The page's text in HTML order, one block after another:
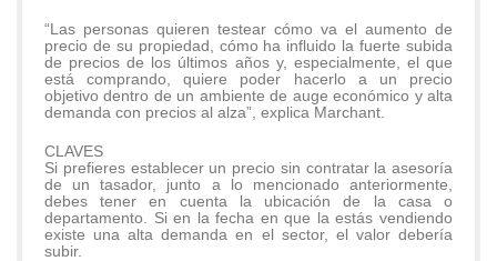
“Las personas quieren testear cómo va el aumento de
precio de su propiedad, cómo ha influido la fuerte subida
de precios de los últimos años y, especialmente, el que
está comprando, quiere poder hacerlo a un precio
objetivo dentro de un ambiente de auge económico y alta
demanda con precios al alza”, explica Marchant.
CLAVES
Si prefieres establecer un precio sin contratar la asesoría
de un tasador, junto a lo mencionado anteriormente,
debes tener en cuenta la ubicación de la casa o
departamento. Si en la fecha en que la estás vendiendo
existe una alta demanda en el sector, el valor debería
subir.